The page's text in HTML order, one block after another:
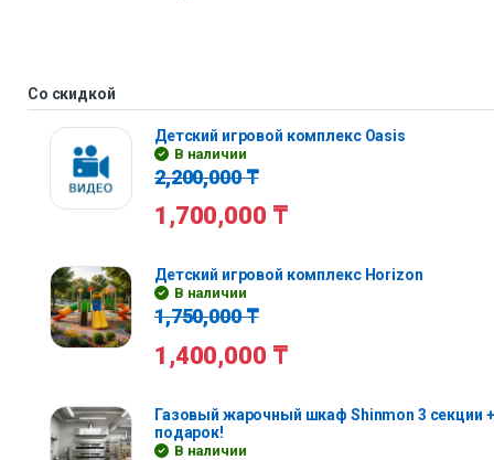
Со скидкой
Детский игровой комплекс Oasis
В наличии
2,200,000₸
1,700,000 ₸
Детский игровой комплекс Horizon
В наличии
1,750,000₸
1,400,000 ₸
Газовый жарочный шкаф Shinmon 3 секции
подарок!
В наличии